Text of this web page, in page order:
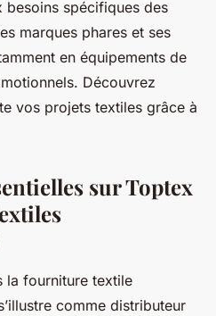
besoins spécifiques des
marques phares et ses
en équipements de
Découvrez
vos projets textiles grâce à
sur Toptex
la fourniture textile
comme distributeur